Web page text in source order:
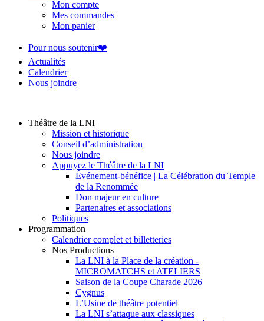
Mon compte
Mes commandes
Mon panier
Pour nous soutenir❤️
Actualités
Calendrier
Nous joindre
Théâtre de la LNI
Mission et historique
Conseil d’administration
Nous joindre
Appuyez le Théâtre de la LNI
Événement-bénéfice | La Célébration du Temple
de la Renommée
Don majeur en culture
Partenaires et associations
Politiques
Programmation
Calendrier complet et billetteries
Nos Productions
La LNI à la Place de la création -
MICROMATCHS et ATELIERS
Saison de la Coupe Charade 2026
Cygnus
L’Usine de théâtre potentiel
La LNI s’attaque aux classiques